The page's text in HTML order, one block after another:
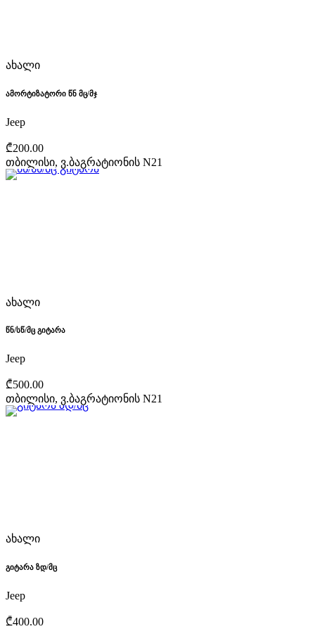
ახალი
ამორტიზატორი წნ მც/მჯ
Jeep
₾200.00
თბილისი, ვ.ბაგრატიონის N21
ახალი
წნ/სწ/მც გიტარა
Jeep
₾500.00
თბილისი, ვ.ბაგრატიონის N21
ახალი
გიტარა ზდ/მც
Jeep
₾400.00